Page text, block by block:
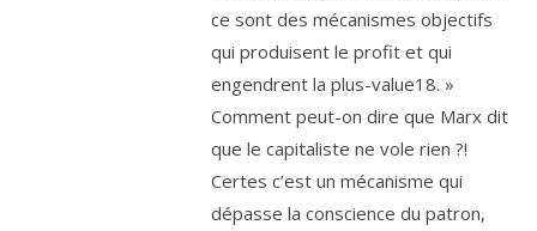
ce sont des méca­nismes objec­tifs
qui pro­duisent le pro­fit et qui
engendrent la plus-value18. »
Comment peut-on dire que Marx dit
que le capi­ta­liste ne vole rien ?!
Certes c’est un méca­nisme qui
dépasse la conscience du patron,